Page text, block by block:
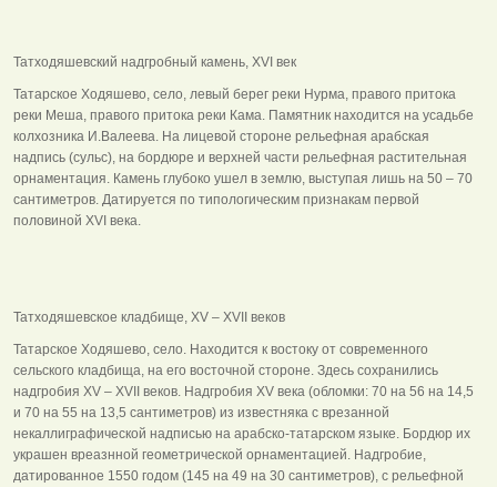
Татходяшевский надгробный камень, ХVI век
Татарское Ходяшево, село, левый берег реки Нурма, правого притока
реки Меша, правого притока реки Кама. Памятник находится на усадьбе
колхозника И.Валеева. На лицевой стороне рельефная арабская
надпись (сульс), на бордюре и верхней части рельефная растительная
орнаментация. Камень глубоко ушел в землю, выступая лишь на 50 – 70
сантиметров. Датируется по типологическим признакам первой
половиной ХVI века.
Татходяшевское кладбище, ХV – ХVII веков
Татарское Ходяшево, село. Находится к востоку от современного
сельского кладбища, на его восточной стороне. Здесь сохранились
надгробия ХV – ХVII веков. Надгробия ХV века (обломки: 70 на 56 на 14,5
и 70 на 55 на 13,5 сантиметров) из известняка с врезанной
некаллиграфической надписью на арабско-татарском языке. Бордюр их
украшен вреазнной геометрической орнаментацией. Надгробие,
датированное 1550 годом (145 на 49 на 30 сантиметров), с рельефной